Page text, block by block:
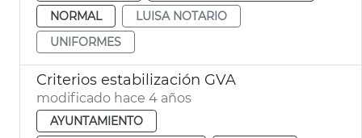
NORMAL
LUISA NOTARIO
UNIFORMES
Criterios estabilización GVA
modificado hace 4 años
AYUNTAMIENTO